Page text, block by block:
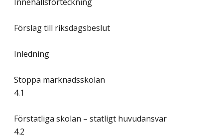
Förslag till riksdagsbeslut
Inledning
Stoppa marknadsskolan
4.1
Förstatliga skolan – statligt huvudansvar
4.2